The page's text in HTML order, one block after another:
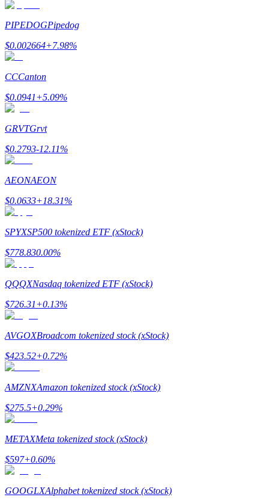
Реферал
вознаграждения
BTC Welcome Rewards
Share 500000 CASHCAT prize pool
Exclusive for BitMart Users
Register & Trade to Win 500,000 USDT
PIPEDOGPipedog
$0.002664+7.98%
CCCanton
$0.0941+5.09%
GRVTGrvt
$0.2793-12.11%
AEONAEON
$0.0633+18.31%
SPYXSP500 tokenized ETF (xStock)
$778.830.00%
QQQXNasdaq tokenized ETF (xStock)
$726.31+0.13%
AVGOXBroadcom tokenized stock (xStock)
$423.52+0.72%
AMZNXAmazon tokenized stock (xStock)
$275.5+0.29%
METAXMeta tokenized stock (xStock)
$597+0.60%
GOOGLXAlphabet tokenized stock (xStock)